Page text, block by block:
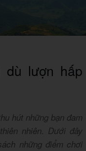
dù lượn hấp
hút những bạn đam
nhiên. Dưới đây
những điểm chơi